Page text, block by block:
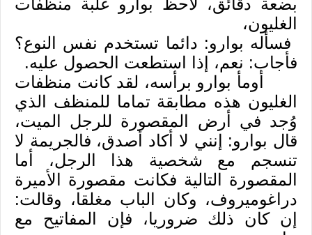
بضعة دقائق، لاحظ بوارو علبة منظفات
الغليون،
فسأله بوارو: دائما تستخدم نفس النوع؟
فأجاب: نعم، إذا استطعت الحصول عليه.
أومأ بوارو برأسه، لقد كانت منظفات
الغليون هذه مطابقة تماما للمنظف الذي
وُجد في أرض المقصورة للرجل الميت،
قال بوارو: إنني لا أكاد أصدق، فالجريمة لا
تنسجم مع شخصية هذا الرجل، أما
المقصورة التالية فكانت مقصورة الأميرة
دراغوميروف، وكان الباب مغلقا، وقالت:
إن كان ذلك ضروريا، فإن المفاتيح مع